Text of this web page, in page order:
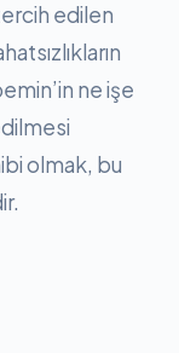
edilen
ne işe
olmak, bu